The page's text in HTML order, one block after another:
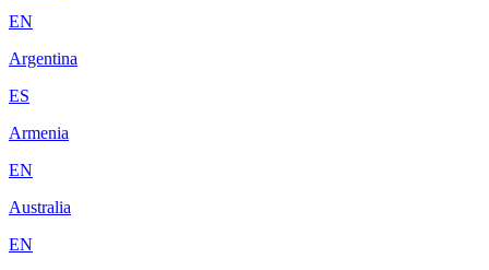
EN
Argentina
ES
Armenia
EN
Australia
EN